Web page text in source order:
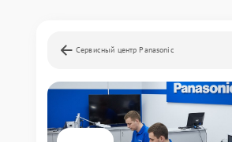
Сервисный центр Panasonic